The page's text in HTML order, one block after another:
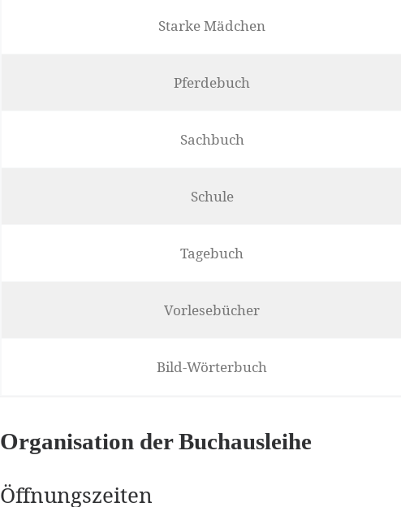
Starke Mädchen
Pferdebuch
Sachbuch
Schule
Tagebuch
Vorlesebücher
Bild-Wörterbuch
Organisation der Buchausleihe
Öffnungszeiten